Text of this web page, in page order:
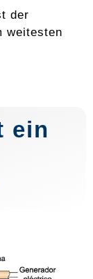
der
weitesten
ein